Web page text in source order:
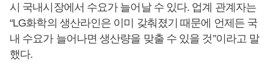
시 국내시장에서 수요가 늘어날 수 있다. 업계 관계자는
“LG화학의 생산라인은 이미 갖춰졌기 때문에 언제든 국
내 수요가 늘어나면 생산량을 맞출 수 있을 것”이라고 말
했다.